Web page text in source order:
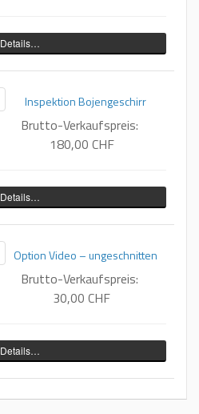
Details…
Inspektion Bojengeschirr
Brutto-Verkaufspreis:
180,00 CHF
Details…
Option Video – ungeschnitten
Brutto-Verkaufspreis:
30,00 CHF
Details…